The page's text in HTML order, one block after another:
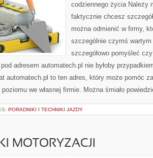
codziennego życia Należy
faktycznie chcesz
można odmienić w firmy,
szczególnie czymś
szczegółowo pomyśleć
adresem automatech.pl nie byłoby
automatech.pl to ten adres, który może pomóc
we własnej firmie. Można śmiało
PORADNIKI I TECHNIKI JAZDY
MOTORYZACJI